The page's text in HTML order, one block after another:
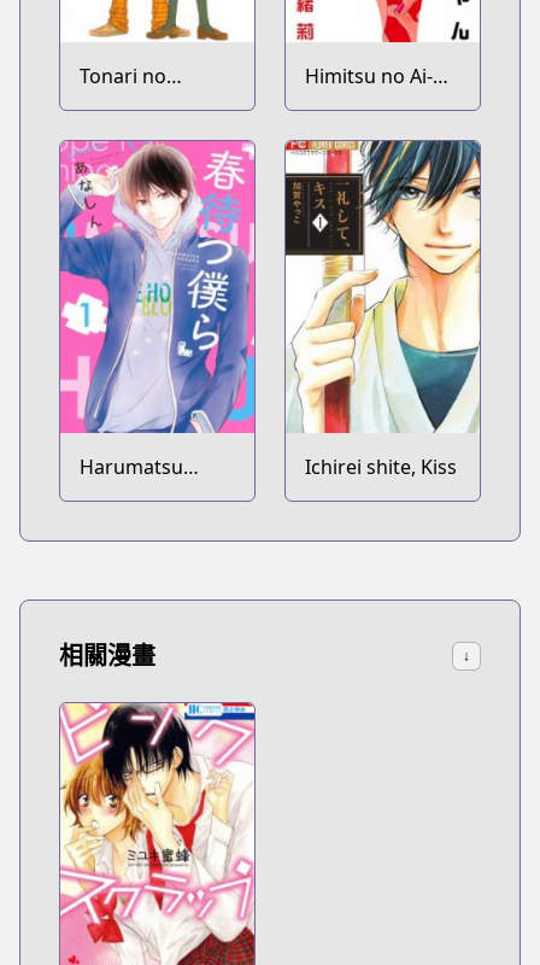
Tonari no
Kaibutsu-kun
Himitsu no Ai-
chan
Harumatsu
Bokura
Ichirei shite, Kiss
相關漫畫 ↓